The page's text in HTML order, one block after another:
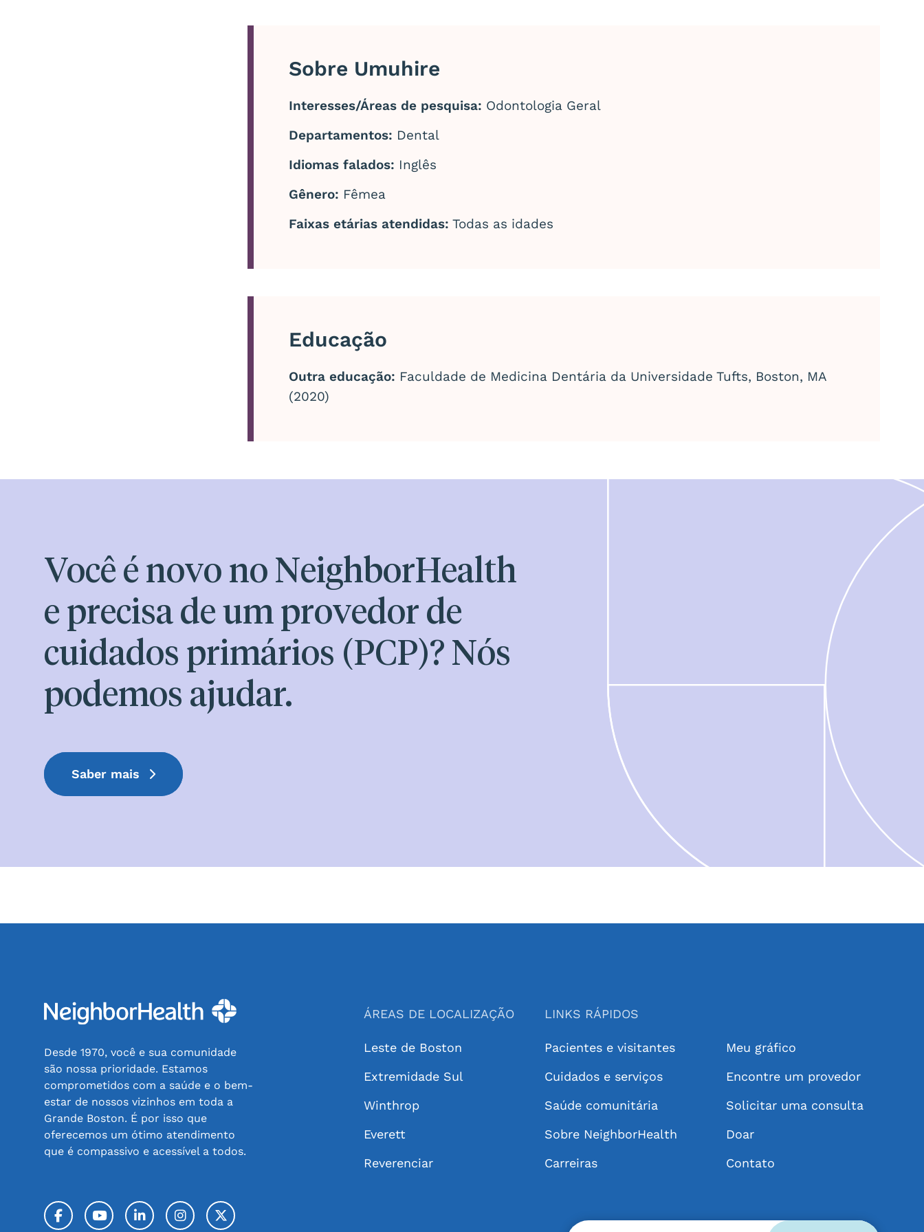
Sobre Umuhire
Interesses/Áreas de pesquisa: Odontologia Geral
Departamentos: Dental
Idiomas falados: Inglês
Gênero: Fêmea
Faixas etárias atendidas: Todas as idades
Educação
Outra educação: Faculdade de Medicina Dentária da Universidade Tufts, Boston, MA
(2020)
Você é novo no NeighborHealth
e precisa de um provedor de
cuidados primários (PCP)? Nós
podemos ajudar.
Saber mais
Desde 1970, você e sua comunidade
são nossa prioridade. Estamos
comprometidos com a saúde e o bem-
estar de nossos vizinhos em toda a
Grande Boston. É por isso que
oferecemos um ótimo atendimento
que é compassivo e acessível a todos.
FacebookYouTubeLinkedInInstagramTwitter / X
ÁREAS DE LOCALIZAÇÃO
Leste de Boston
Extremidade Sul
Winthrop
Everett
Reverenciar
LINKS RÁPIDOS
Pacientes e visitantes
Meu gráfico
Cuidados e serviços
Encontre um provedor
Saúde comunitária
Solicitar uma consulta
Sobre NeighborHealth
Doar
Carreiras
Contato